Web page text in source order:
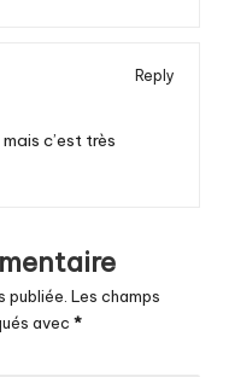
Reply
c’est très
publiée. Les champs
avec *